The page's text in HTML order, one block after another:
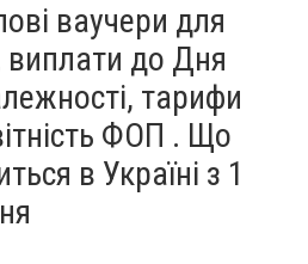
ваучери для
до Дня
тарифи
ФОП . Що
в Україні з 1